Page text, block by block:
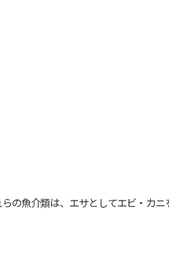
魚介類は、エサとしてエビ・カニ